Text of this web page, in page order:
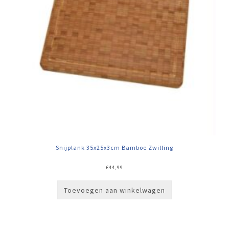
Snijplank 35x25x3cm Bamboe Zwilling
€44,99
Toevoegen aan winkelwagen